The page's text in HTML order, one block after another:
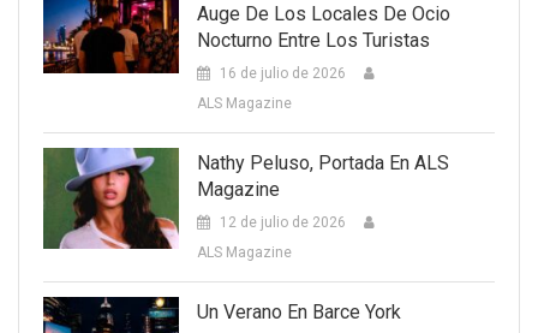
Auge De Los Locales De Ocio
Nocturno Entre Los Turistas
16 de julio de 2026
ALS Magazine
Nathy Peluso, Portada En ALS
Magazine
12 de julio de 2026
ALS Magazine
Un Verano En Barce York